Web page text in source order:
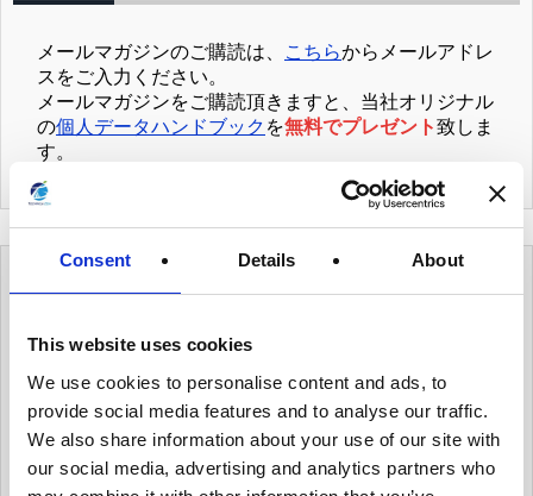
Consent Details About
This website uses cookies
We use cookies to personalise content and ads, to
provide social media features and to analyse our traffic.
We also share information about your use of our site with
our social media, advertising and analytics partners who
メールマガジンのご購読は、 こちらからメールアドレ
スをご入力ください。
メールマガジンをご購読頂きますと、当社オリジナル
の個人データハンドブック を無料でプレゼント致しま
す。
カテゴリー
有用情報
有用情報_ガバナンス体制を整える
有用情報_個人データ台帳の保守、データ移転メ
カニズムの保守